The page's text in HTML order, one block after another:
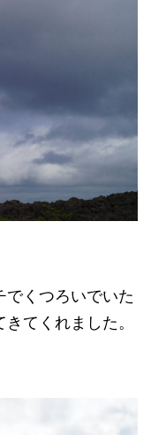
くつろいでいた
てくれました。